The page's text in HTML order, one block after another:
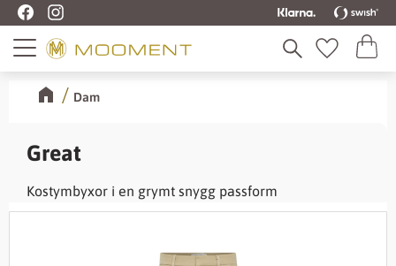
Meny Favoriter
Dam
Great
Kostymbyxor i en grymt snygg passform